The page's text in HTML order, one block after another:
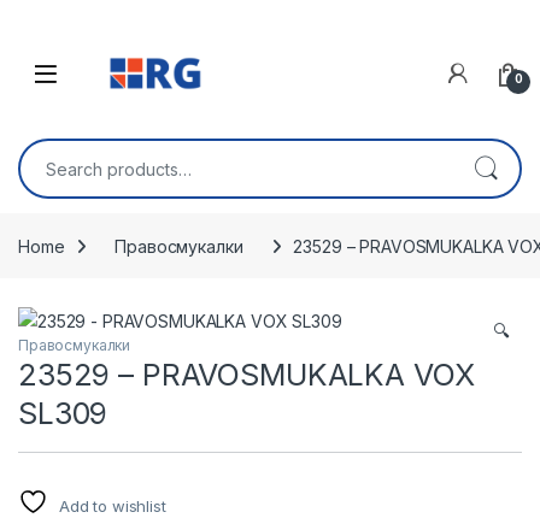
Open 0
Search for:
Home Правосмукалки 23529 – PRAVOSMUKALKA
🔍
Правосмукалки
23529 – PRAVOSMUKALKA VOX
SL309
Add to wishlist